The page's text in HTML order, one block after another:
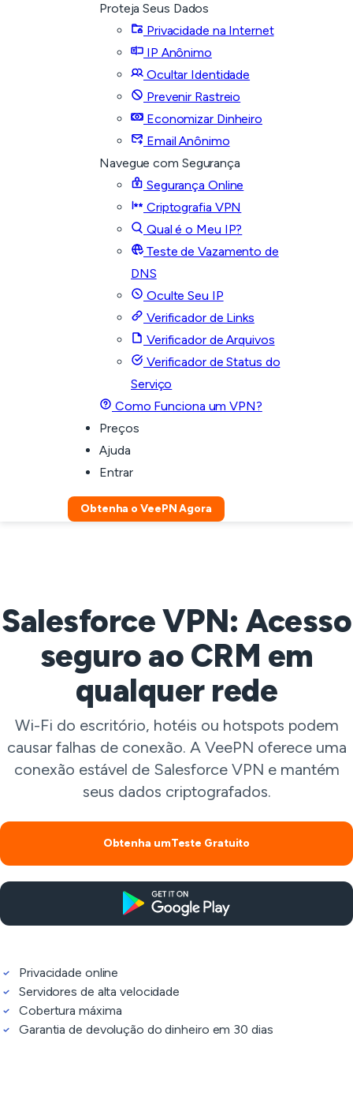
Proteja Seus Dados
Privacidade na Internet
IP Anônimo
Ocultar Identidade
Prevenir Rastreio
Economizar Dinheiro
Email Anônimo
Navegue com Segurança
Segurança Online
Criptografia VPN
Qual é o Meu IP?
Teste de Vazamento de
DNS
Oculte Seu IP
Verificador de Links
Verificador de Arquivos
Verificador de Status do
Serviço
Como Funciona um VPN?
Preços
Ajuda
Entrar
Obtenha o VeePN Agora
Salesforce VPN: Acesso
seguro ao CRM em
qualquer rede
Wi-Fi do escritório, hotéis ou hotspots podem
causar falhas de conexão. A VeePN oferece uma
conexão estável de Salesforce VPN e mantém
seus dados criptografados.
Obtenha umTeste Gratuito
Privacidade online
Servidores de alta velocidade
Cobertura máxima
Garantia de devolução do dinheiro em 30 dias